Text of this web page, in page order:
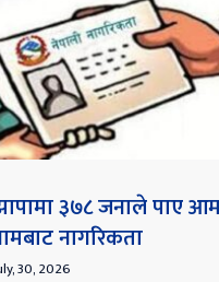
३७८ जनाले पाए
नागरिकता
30, 2026